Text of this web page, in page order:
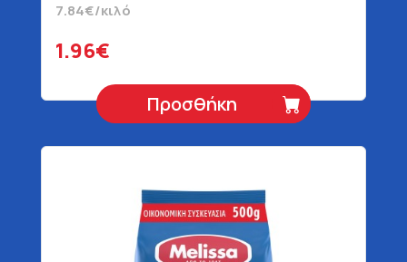
7.84€/κιλό
1.96€
Προσθήκη